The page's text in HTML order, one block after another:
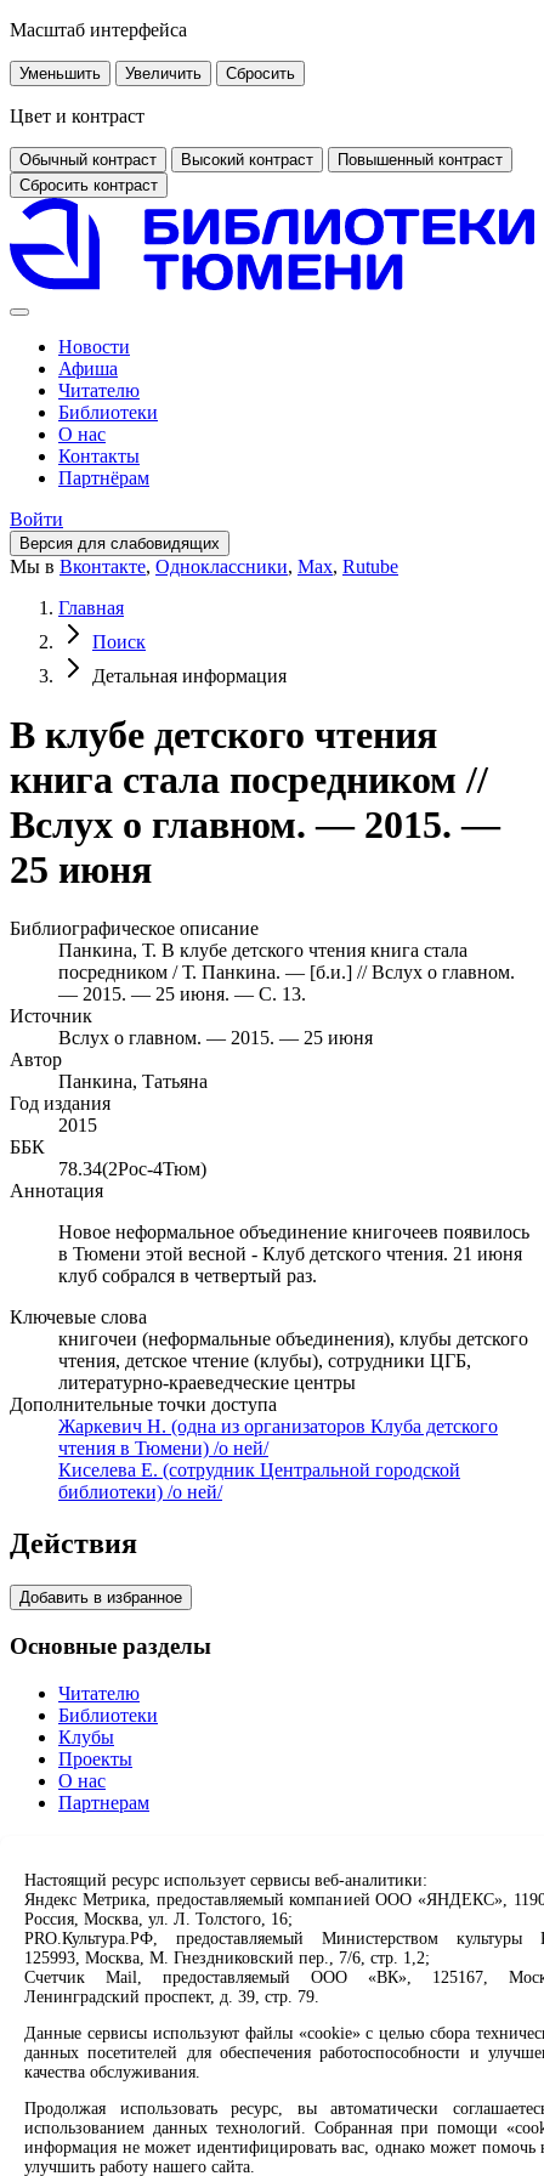
Масштаб интерфейса
Уменьшить Увеличить Сбросить
Цвет и контраст
Обычный контраст Высокий контраст
Повышенный контраст
Сбросить контраст
Новости
Афиша
Читателю
Библиотеки
О нас
Контакты
Партнёрам
Войти
Версия для слабовидящих
Мы в Вконтакте, Одноклассники, Max, Rutube
Главная
Поиск
Детальная информация
В клубе детского чтения
книга стала посредником //
Вслух о главном. — 2015. —
25 июня
Библиографическое описание
Панкина, Т. В клубе детского чтения книга стала
посредником / Т. Панкина. — [б.и.] // Вслух о главном.
— 2015. — 25 июня. — С. 13.
Источник
Вслух о главном. — 2015. — 25 июня
Автор
Панкина, Татьяна
Год издания
2015
ББК
78.34(2Рос-4Тюм)
Аннотация
Новое неформальное объединение книгочеев появилось
в Тюмени этой весной - Клуб детского чтения. 21 июня
клуб собрался в четвертый раз.
Ключевые слова
книгочеи (неформальные объединения), клубы детского
чтения, детское чтение (клубы), сотрудники ЦГБ,
литературно-краеведческие центры
Дополнительные точки доступа
Жаркевич Н. (одна из организаторов Клуба детского
чтения в Тюмени) /о ней/
Киселева Е. (сотрудник Центральной городской
библиотеки) /о ней/
Действия
Добавить в избранное
Основные разделы
Читателю
Библиотеки
Клубы
Проекты
О нас
Партнерам
Продлить книгу
Спроси библиотекаря
Спроси краеведа
Оцените качество услуг
Направить обращение директору
Соцсети
Вконтакте
Max
Rutube
Настоящий ресурс использует сервисы веб-аналитики:
Яндекс Метрика, предоставляемый компанией ООО «ЯНДЕКС»,
Россия, Москва, ул. Л. Толстого, 16;
PRO.Культура.РФ, предоставляемый Министерством культуры
125993, Москва, М. Гнездниковский пер., 7/6, стр. 1,2;
Счетчик Mail, предоставляемый ООО «ВК», 125167,
Ленинградский проспект, д. 39, стр. 79.
Данные сервисы используют файлы «cookie» с целью сбора
данных посетителей для обеспечения работоспособности и
качества обслуживания.
Продолжая использовать ресурс, вы автоматически
использованием данных технологий. Собранная при помощи
информация не может идентифицировать вас, однако может помочь
улучшить работу нашего сайта.